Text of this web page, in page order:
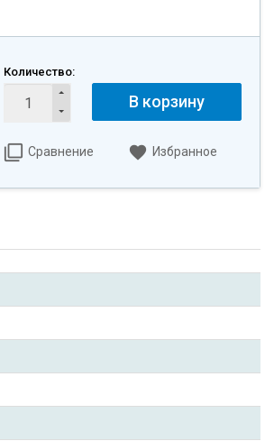
Количество:
В корзину
Сравнение Избранное